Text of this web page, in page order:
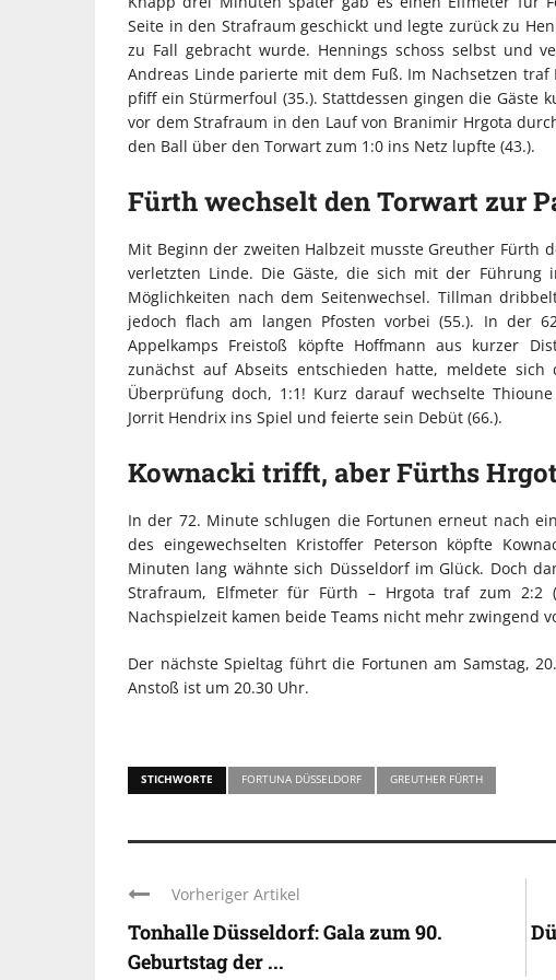
Seite in den Strafraum geschickt und legte zurück zu
zu Fall gebracht wurde. Hennings schoss selbst und
Andreas Linde parierte mit dem Fuß. Im Nachsetzen
pfiff ein Stürmerfoul (35.). Stattdessen gingen die Gäste
vor dem Strafraum in den Lauf von Branimir Hrgota
den Ball über den Torwart zum 1:0 ins Netz lupfte (43.).
Fürth wechselt den Torwart zur
Mit Beginn der zweiten Halbzeit musste Greuther Fürth
verletzten Linde. Die Gäste, die sich mit der Führung
Möglichkeiten nach dem Seitenwechsel. Tillman
jedoch flach am langen Pfosten vorbei (55.). In der
Appelkamps Freistoß köpfte Hoffmann aus kurzer
zunächst auf Abseits entschieden hatte, meldete
Überprüfung doch, 1:1! Kurz darauf wechselte
Jorrit Hendrix ins Spiel und feierte sein Debüt (66.).
Kownacki trifft, aber Fürths
In der 72. Minute schlugen die Fortunen erneut nach
des eingewechselten Kristoffer Peterson köpfte
Minuten lang wähnte sich Düsseldorf im Glück. Doch
Strafraum, Elfmeter für Fürth – Hrgota traf zum 2:2
Nachspielzeit kamen beide Teams nicht mehr zwingend
Der nächste Spieltag führt die Fortunen am Samstag,
Anstoß ist um 20.30 Uhr.
STICHWORTE FORTUNA DÜSSELDORF GREUTHER FÜRTH
Vorheriger Artikel
Tonhalle Düsseldorf: Gala zum 90.
Geburtstag der ...